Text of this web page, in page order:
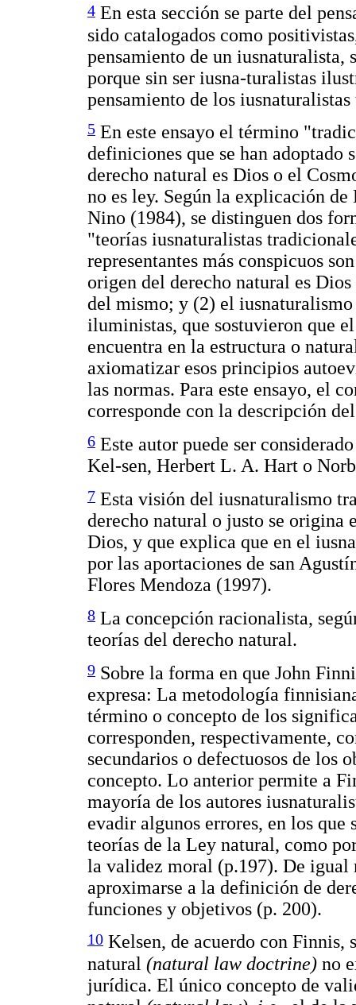
4 En esta sección se parte del
sido catalogados como
pensamiento de un iusnaturalista,
porque sin ser iusna-turalistas
pensamiento de los
5 En este ensayo el término
definiciones que se han adoptado
derecho natural es Dios o el
no es ley. Según la explicación
Nino (1984), se distinguen dos
"teorías iusnaturalistas
representantes más conspicuos
origen del derecho natural es
del mismo; y (2) el
iluministas, que sostuvieron que
encuentra en la estructura o
axiomatizar esos principios
las normas. Para este ensayo, el
corresponde con la descripción
6 Este autor puede ser
Kel-sen, Herbert L. A. Hart o
7 Esta visión del iusnaturalismo
derecho natural o justo se origina
Dios, y que explica que en el
por las aportaciones de san
Flores Mendoza (1997).
8 La concepción racionalista,
teorías del derecho natural.
9 Sobre la forma en que John
expresa: La metodología
término o concepto de los
corresponden, respectivamente,
secundarios o defectuosos de los
concepto. Lo anterior permite a
mayoría de los autores
evadir algunos errores, en los
teorías de la Ley natural, como
la validez moral (p.197). De igual
aproximarse a la definición de
funciones y objetivos (p. 200).
10 Kelsen, de acuerdo con Finnis,
natural (natural law doctrine) no
jurídica. El único concepto de